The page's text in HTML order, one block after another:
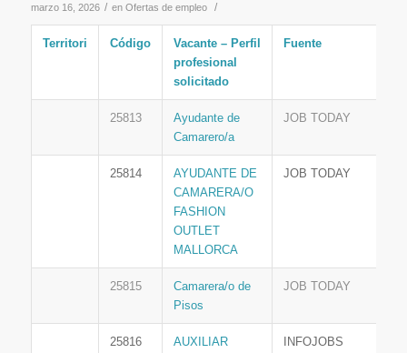
marzo 16, 2026 / en Ofertas de empleo /
Territori Código
Vacante – Perfil
profesional
solicitado
Fuente
25813
Ayudante de
Camarero/a
JOB TODAY
25814
AYUDANTE DE
CAMARERA/O
FASHION
OUTLET
MALLORCA
JOB TODAY
25815
Camarera/o de
Pisos
JOB TODAY
25816
AUXILIAR
INFOJOBS